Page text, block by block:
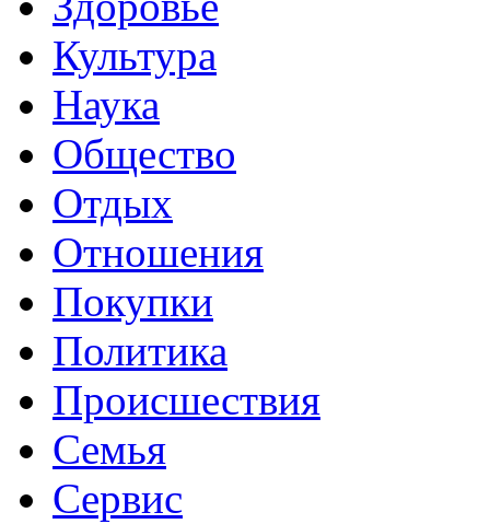
Культура
Наука
Общество
Отдых
Отношения
Покупки
Политика
Происшествия
Семья
Сервис